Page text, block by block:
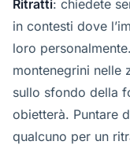
Ritratti: chiedete
in contesti dove
loro
montenegrini nelle
sullo sfondo della
obietterà. Puntare
qualcuno per un